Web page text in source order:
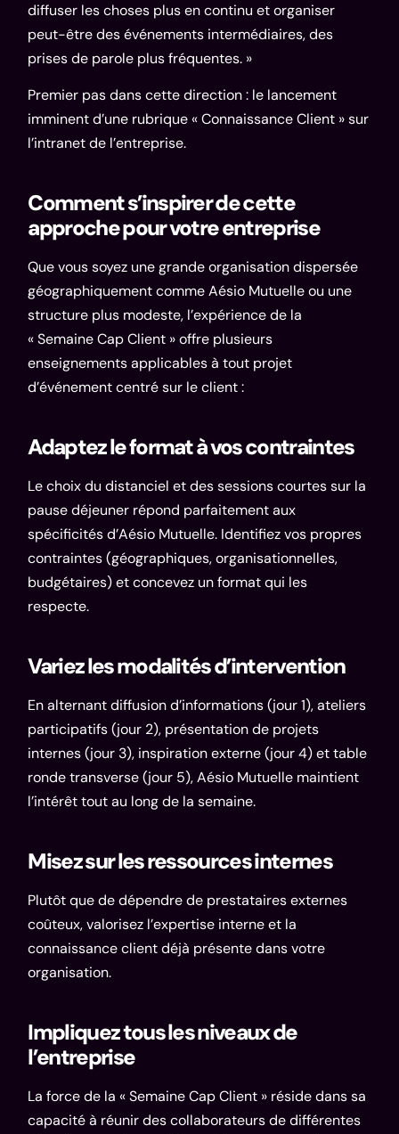
diffuser les choses plus en continu et organiser
peut-être des événements intermédiaires, des
prises de parole plus fréquentes. »
Premier pas dans cette direction : le lancement
imminent d’une rubrique « Connaissance Client » sur
l’intranet de l’entreprise.
Comment s’inspirer de cette
approche pour votre entreprise
Que vous soyez une grande organisation dispersée
géographiquement comme Aésio Mutuelle ou une
structure plus modeste, l’expérience de la
« Semaine Cap Client » offre plusieurs
enseignements applicables à tout projet
d’événement centré sur le client :
Adaptez le format à vos contraintes
Le choix du distanciel et des sessions courtes sur la
pause déjeuner répond parfaitement aux
spécificités d’Aésio Mutuelle. Identifiez vos propres
contraintes (géographiques, organisationnelles,
budgétaires) et concevez un format qui les
respecte.
Variez les modalités d’intervention
En alternant diffusion d’informations (jour 1), ateliers
participatifs (jour 2), présentation de projets
internes (jour 3), inspiration externe (jour 4) et table
ronde transverse (jour 5), Aésio Mutuelle maintient
l’intérêt tout au long de la semaine.
Misez sur les ressources internes
Plutôt que de dépendre de prestataires externes
coûteux, valorisez l’expertise interne et la
connaissance client déjà présente dans votre
organisation.
Impliquez tous les niveaux de
l’entreprise
La force de la « Semaine Cap Client » réside dans sa
capacité à réunir des collaborateurs de différentes